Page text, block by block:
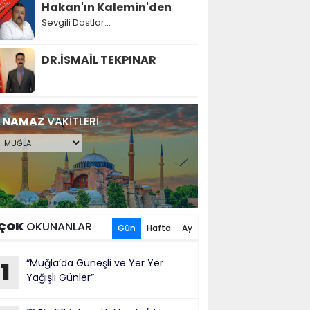
Hakan'ın Kalemin'den
Sevgili Dostlar...
DR.İSMAİL TEKPINAR
NAMAZVAKİTLERİ
OKUNANLAR Gün Hafta Ay
1
“Muğla’da Güneşli ve Yer Yer
Yağışlı Günler”